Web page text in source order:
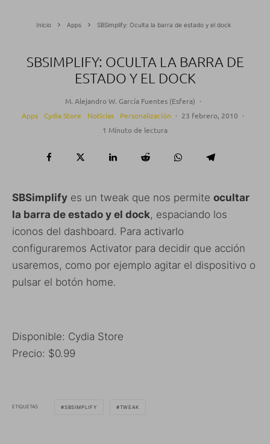
Inicio Apps SBSimplify: Oculta la barra de estado y el dock
SBSIMPLIFY: OCULTA LA BARRA DE
ESTADO Y EL DOCK
M. Alejandro W. García Fuentes (Esfera) ·
Apps
Cydia Store Noticias Personalización · 23 febrero, 2010 ·
1 Minuto de lectura
SBSimplify es un tweak que nos permite ocultar
la barra de estado y el dock, espaciando los
iconos del dashboard. Para activarlo
configuraremos Activator para decidir que acción
usaremos, como por ejemplo agitar el dispositivo o
pulsar el botón home.
Disponible: Cydia Store
Precio: $0.99
ETIQUETAS SBSIMPLIFY TWEAK